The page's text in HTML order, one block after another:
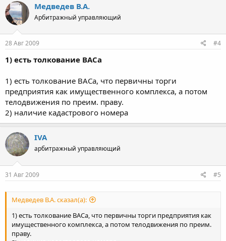
Медведев В.А.
Арбитражный управляющий
28 Авг 2009 #4
1) есть толкование ВАСа
1) есть толкование ВАСа, что первичны торги
предприятия как имущественного комплекса, а потом
телодвижения по преим. праву.
2) наличие кадастрового номера
IVA
арбитражный управляющий
31 Авг 2009 #5
Медведев В.А. сказал(а):
1) есть толкование ВАСа, что первичны торги предприятия как
имущественного комплекса, а потом телодвижения по преим.
праву.